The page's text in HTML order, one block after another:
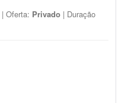
| Oferta: Privado | Duração